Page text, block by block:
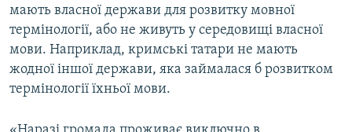
мають власної держави для розвитку мовної
термінології, або не живуть у середовищі власної
мови. Наприклад, кримські татари не мають
жодної іншої держави, яка займалася б розвитком
термінології їхньої мови.